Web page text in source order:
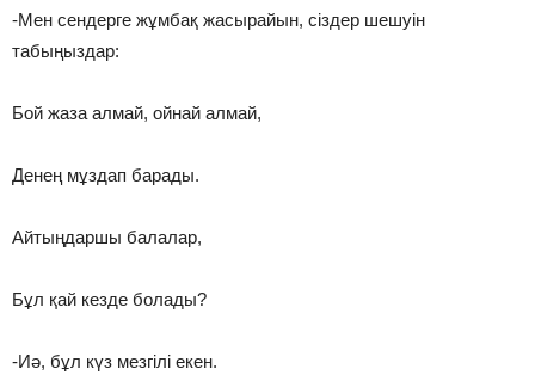
-Мен сендерге жұмбақ жасырайын, сіздер шешуін
табыңыздар:
Бой жаза алмай, ойнай алмай,
Денең мұздап барады.
Айтыңдаршы балалар,
Бұл қай кезде болады?
-Иә, бұл күз мезгілі екен.